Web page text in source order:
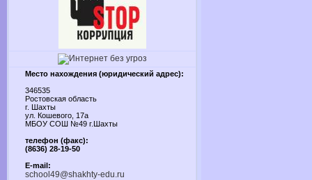
Место нахождения (юридический адрес):
346535
Ростовская область
г. Шахты
ул. Кошевого, 17а
МБОУ СОШ №49 г.Шахты
телефон (факс):
(8636) 28-19-50
E-mail:
school49@shakhty-edu.ru